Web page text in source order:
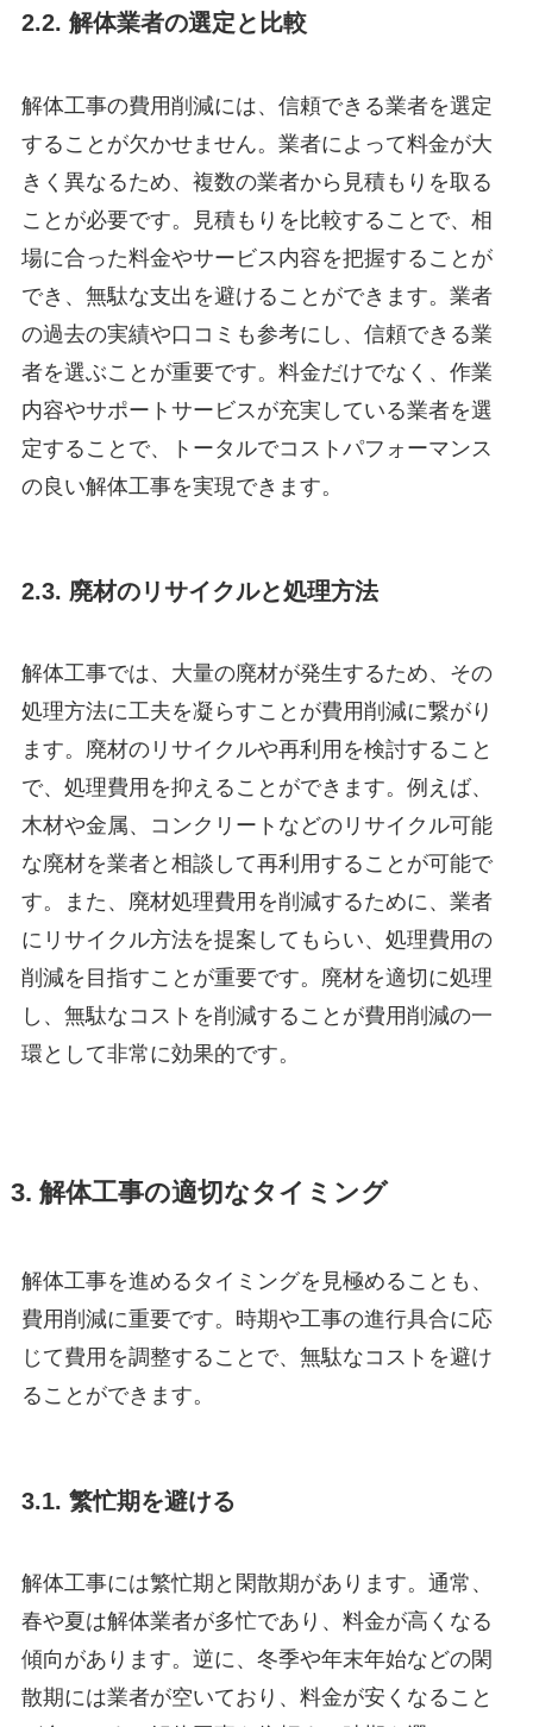
2.2. 解体業者の選定と比較
解体工事の費用削減には、信頼できる業者を選定
することが欠かせません。業者によって料金が大
きく異なるため、複数の業者から見積もりを取る
ことが必要です。見積もりを比較することで、相
場に合った料金やサービス内容を把握することが
でき、無駄な支出を避けることができます。業者
の過去の実績や口コミも参考にし、信頼できる業
者を選ぶことが重要です。料金だけでなく、作業
内容やサポートサービスが充実している業者を選
定することで、トータルでコストパフォーマンス
の良い解体工事を実現できます。
2.3. 廃材のリサイクルと処理方法
解体工事では、大量の廃材が発生するため、その
処理方法に工夫を凝らすことが費用削減に繋がり
ます。廃材のリサイクルや再利用を検討すること
で、処理費用を抑えることができます。例えば、
木材や金属、コンクリートなどのリサイクル可能
な廃材を業者と相談して再利用することが可能で
す。また、廃材処理費用を削減するために、業者
にリサイクル方法を提案してもらい、処理費用の
削減を目指すことが重要です。廃材を適切に処理
し、無駄なコストを削減することが費用削減の一
環として非常に効果的です。
3. 解体工事の適切なタイミング
解体工事を進めるタイミングを見極めることも、
費用削減に重要です。時期や工事の進行具合に応
じて費用を調整することで、無駄なコストを避け
ることができます。
3.1. 繁忙期を避ける
解体工事には繁忙期と閑散期があります。通常、
春や夏は解体業者が多忙であり、料金が高くなる
傾向があります。逆に、冬季や年末年始などの閑
散期には業者が空いており、料金が安くなること